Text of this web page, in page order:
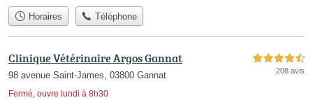
Horaires Téléphone
Clinique Vétérinaire Argos Gannat
98 avenue Saint-James, 03800 Gannat
Fermé, ouvre lundi à 8h30
4,5 étoiles sur 5
208 avis